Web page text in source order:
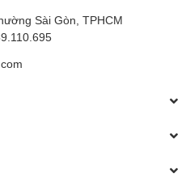
Sài Gòn, TPHCM